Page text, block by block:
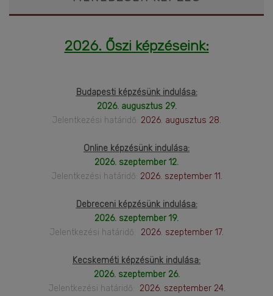
2026. Őszi képzéseink:
Budapesti képzésünk indulása:
2026. augusztus 29.
Jelentkezési határidő: 2026. augusztus 28.
Online képzésünk indulása:
2026. szeptember 12.
Jelentkezési határidő: 2026. szeptember 11.
Debreceni képzésünk indulása:
2026. szeptember 19.
Jelentkezési határidő: 2026. szeptember 17.
Kecskeméti képzésünk indulása:
2026. szeptember 26.
Jelentkezési határidő: 2026. szeptember 24.